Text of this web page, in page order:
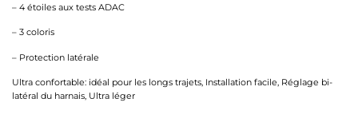
– 4 étoiles aux tests ADAC
– 3 coloris
– Protection latérale
Ultra confortable: idéal pour les longs trajets, Installation facile, Réglage bi-
latéral du harnais, Ultra léger